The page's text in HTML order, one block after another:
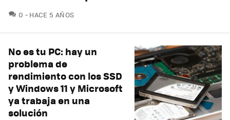
0 COMENTARIOS
HACE 5 AÑOS
No es tu PC: hay un
problema de
rendimiento con los SSD
y Windows 11 y Microsoft
ya trabaja en una
solución